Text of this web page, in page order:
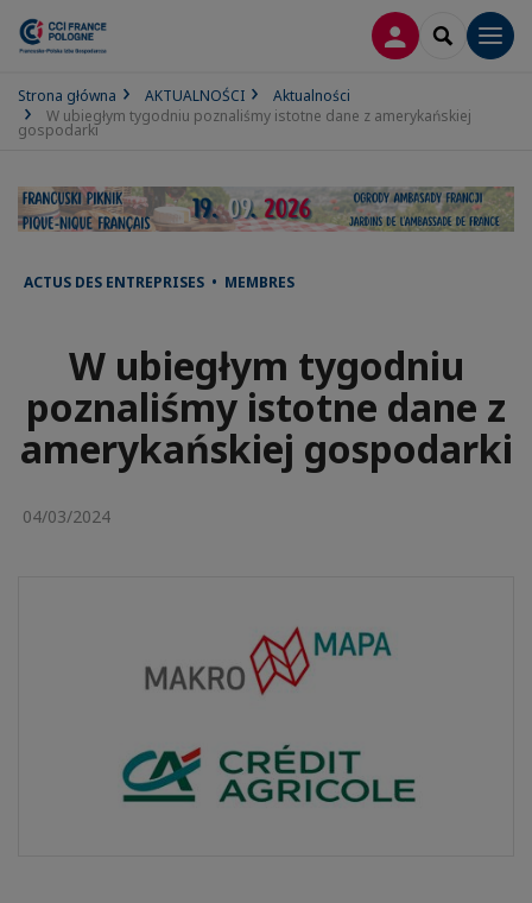
LOGOWANIE
SEARCH
Strona główna AKTUALNOŚCI
Aktualności
W ubiegłym tygodniu poznaliśmy istotne dane z amerykańskiej
gospodarki
ACTUS DES ENTREPRISES • MEMBRES
W ubiegłym tygodniu
poznaliśmy istotne dane z
amerykańskiej gospodarki
04/03/2024